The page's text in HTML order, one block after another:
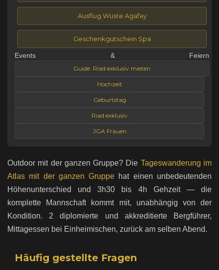
Ausflug Wüste Agafay
Geschenkgutschein Spa
Events & Feiern
Guide: Riad exklusiv mieten
Hochzeit
Geburtstag
Riad exklusiv
JGA Frauen
Outdoor mit der ganzen Gruppe? Die Tageswanderung im
Atlas mit der ganzen Gruppe hat einen unbedeutenden
Höhenunterschied und 3h30 bis 4h Gehzeit — die
komplette Mannschaft kommt mit, unabhängig von der
Kondition. 2 diplomierte und akkreditierte Bergführer,
Mittagessen bei Einheimischen, zurück am selben Abend.
Häufig gestellte Fragen